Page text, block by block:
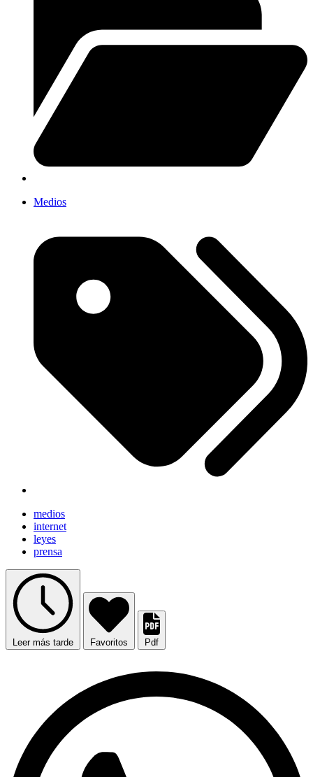
Medios
medios
internet
leyes
prensa
Leer más tarde Favoritos Pdf